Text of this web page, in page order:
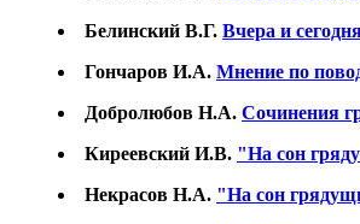
Белинский В.Г. Вчера и
Гончаров И.А. Мнение по
Добролюбов Н.А. Сочинения
Киреевский И.В. "На сон
Некрасов Н.А. "На сон